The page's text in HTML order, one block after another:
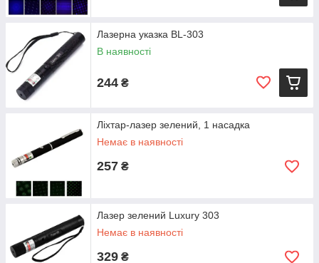
Лазерна указка BL-303
В наявності
244 ₴
Ліхтар-лазер зелений, 1 насадка
Немає в наявності
257 ₴
Лазер зелений Luxury 303
Немає в наявності
329 ₴